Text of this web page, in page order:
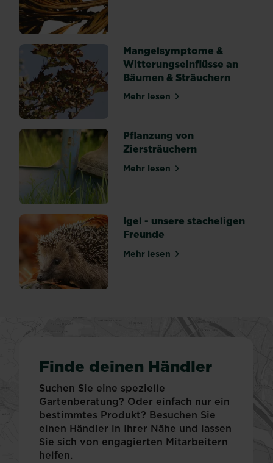
auf
die
Nährstoffaufnahme
–
ein
schlechter
pH-
Wert
kann
diese
sogar...
Mangelsymptome &
Witterungseinflüsse an
Bäumen & Sträuchern
Mehr lesenüber Mangelsymptome &
Pflanzung von
Ziersträuchern
Mehr lesenüber Pflanzung von
Igel - unsere stacheligen
Freunde
Mehr lesenüber Igel - unsere
Finde deinen Händler
Suchen Sie eine spezielle
Gartenberatung? Oder einfach nur ein
bestimmtes Produkt? Besuchen Sie
einen Händler in Ihrer Nähe und lassen
Sie sich von engagierten Mitarbeitern
helfen.